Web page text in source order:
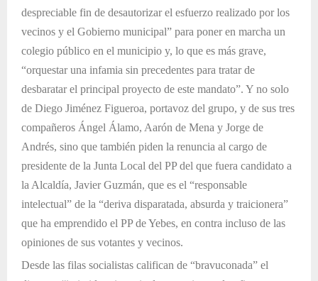
despreciable fin de desautorizar el esfuerzo realizado por los
vecinos y el Gobierno municipal” para poner en marcha un
colegio público en el municipio y, lo que es más grave,
“orquestar una infamia sin precedentes para tratar de
desbaratar el principal proyecto de este mandato”. Y no solo
de Diego Jiménez Figueroa, portavoz del grupo, y de sus tres
compañeros Ángel Álamo, Aarón de Mena y Jorge de
Andrés, sino que también piden la renuncia al cargo de
presidente de la Junta Local del PP del que fuera candidato a
la Alcaldía, Javier Guzmán, que es el “responsable
intelectual” de la “deriva disparatada, absurda y traicionera”
que ha emprendido el PP de Yebes, en contra incluso de las
opiniones de sus votantes y vecinos.
Desde las filas socialistas califican de “bravuconada” el